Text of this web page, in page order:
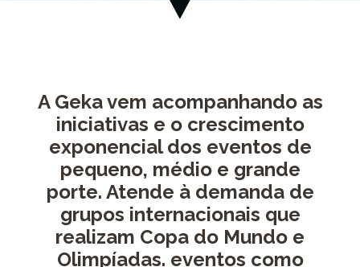
A Geka vem acompanhando as
iniciativas e o crescimento
exponencial dos eventos de
pequeno, médio e grande
porte. Atende à demanda de
grupos internacionais que
realizam Copa do Mundo e
Olimpíadas. eventos como